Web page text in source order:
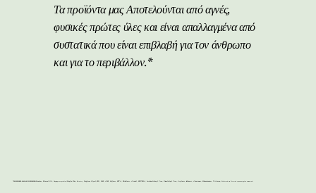
Τα προϊόντα μας Αποτελούνται από αγνές,
φυσικές πρώτες ύλες και είναι απαλλαγμένα από
συστατικά που είναι επιβλαβή για τον άνθρωπο
και για το περιβάλλον.*